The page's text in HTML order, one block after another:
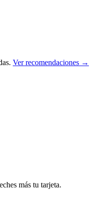
Ver recomendaciones →
más tu tarjeta.